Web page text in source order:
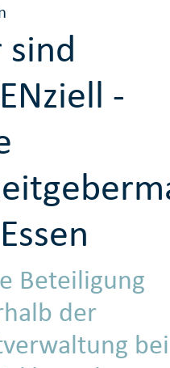
-
Beteiligung
der
bei